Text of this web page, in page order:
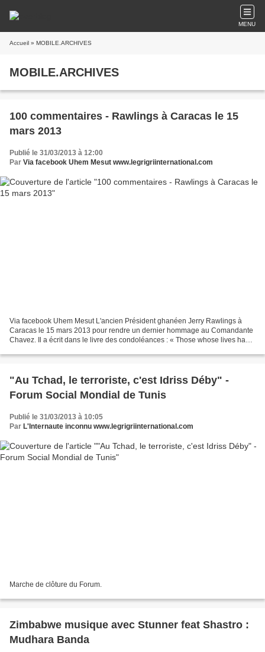
MENU
Accueil » MOBILE.ARCHIVES
MOBILE.ARCHIVES
100 commentaires - Rawlings à Caracas le 15
mars 2013
Publié le 31/03/2013 à 12:00
Par Via facebook Uhem Mesut www.legrigriinternational.com
Via facebook Uhem Mesut L'ancien Président ghanéen Jerry Rawlings à
Caracas le 15 mars 2013 pour rendre un dernier hommage au Comandante
Chavez. Il a écrit dans le livre des condoléances : « Those whose lives have
"Au Tchad, le terroriste, c'est Idriss Déby" -
Forum Social Mondial de Tunis
Publié le 31/03/2013 à 10:05
Par L'Internaute inconnu www.legrigriinternational.com
Marche de clôture du Forum.
Zimbabwe musique avec Stunner feat Shastro :
Mudhara Banda